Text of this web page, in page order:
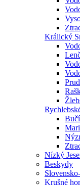
Králický
Nízký
Beskydy
Krušné